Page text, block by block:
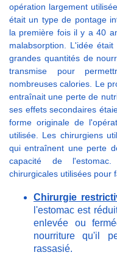
opération largement
était un type de pontage
la première fois il y a 40
malabsorption. L'idée
grandes quantités de
transmise pour
nombreuses calories. Le
entraînait une perte de
ses effets secondaires
forme originale de
utilisée. Les chirurgiens
qui entraînent une perte
capacité de
chirurgicales utilisées pour
Chirurgie
l'estomac est
enlevée ou
nourriture qu'il
rassasié.